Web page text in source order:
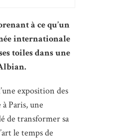
à ce qu’un
internationale
toiles dans une
exposition des
Paris, une
de transformer sa
le temps de